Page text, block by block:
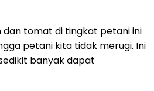
dan tomat di tingkat petani ini
petani kita tidak merugi. Ini
banyak dapat